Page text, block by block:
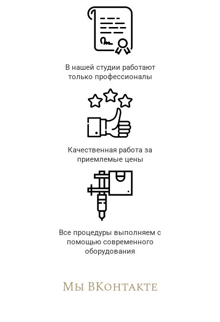
В нашей студии работают
только профессионалы
Качественная работа за
приемлемые цены
Все процедуры выполняем с
помощью современного
оборудования
Мы ВКонтакте